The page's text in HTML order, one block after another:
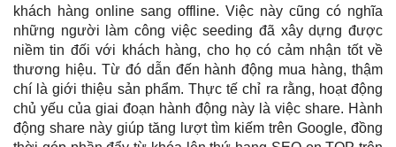
khách hàng online sang offline. Việc này cũng có nghĩa
những người làm công việc seeding đã xây dựng được
niềm tin đối với khách hàng, cho họ có cảm nhận tốt về
thương hiệu. Từ đó dẫn đến hành động mua hàng, thậm
chí là giới thiệu sản phẩm. Thực tế chỉ ra rằng, hoạt động
chủ yếu của giai đoạn hành động này là việc share. Hành
động share này giúp tăng lượt tìm kiếm trên Google, đồng